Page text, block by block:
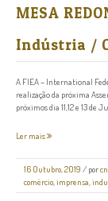
MESA
Indústria /
A FIEA – International
realização da próxima
próximos dia 11,12 e 13 de
Ler mais
16 Outubro, 2019 / por
comércio,imprensa,